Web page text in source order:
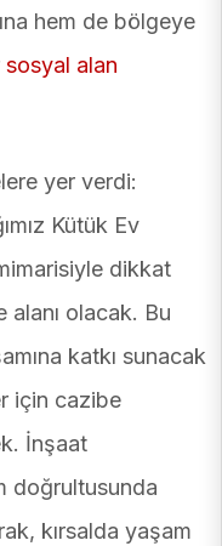
hem de bölgeye
sosyal alan
yer verdi:
Kütük Ev
dikkat
olacak. Bu
katkı sunacak
için cazibe
İnşaat
doğrultusunda
kırsalda yaşam